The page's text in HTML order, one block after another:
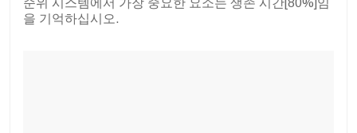
순위 시스템에서 가장 중요한 요소는 생존 시간[80%]임
을 기억하십시오.